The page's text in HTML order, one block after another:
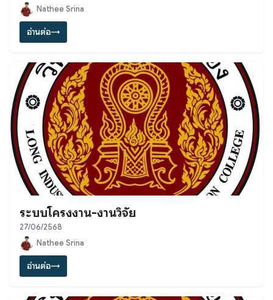
Nathee Srina
อ่านต่อ→
ระบบโครงงาน-งานวิจัย
27/06/2568
Nathee Srina
อ่านต่อ→